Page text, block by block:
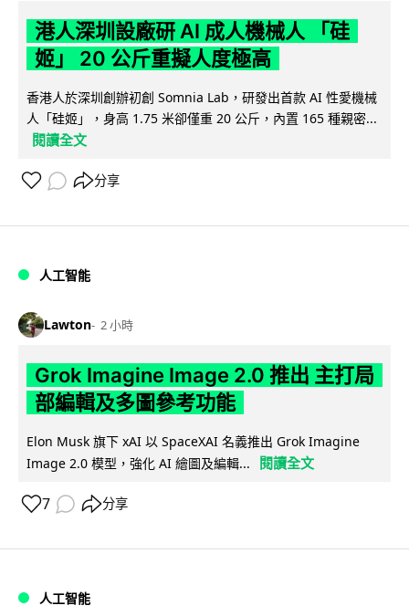
港人深圳設廠研 AI 成人機械人 「硅
姬」 20 公斤重擬人度極高
香港人於深圳創辦初創 Somnia Lab，研發出首款 AI 性愛機械
人「硅姬」，身高 1.75 米卻僅重 20 公斤，內置 165 種親密...
閱讀全文
分享
人工智能
Lawton 2 小時
Grok Imagine Image 2.0 推出 主打局
部編輯及多圖參考功能
Elon Musk 旗下 xAI 以 SpaceXAI 名義推出 Grok Imagine
Image 2.0 模型，強化 AI 繪圖及編輯...
閱讀全文
7 分享
人工智能